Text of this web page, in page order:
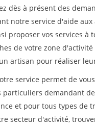
dès à présent des
notre service d'aide aux
proposer vos services à
de votre zone
artisan pour réaliser
service permet de
particuliers demandant
et pour tous types de
secteur d'activité,